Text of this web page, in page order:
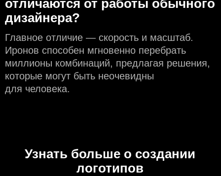
отличаются от работы обычного
дизайнера?
Главное отличие — скорость и масштаб.
Иронов способен мгновенно перебрать
миллионы комбинаций, предлагая решения,
которые могут быть неочевидны
для человека.
Узнать больше о создании
логотипов